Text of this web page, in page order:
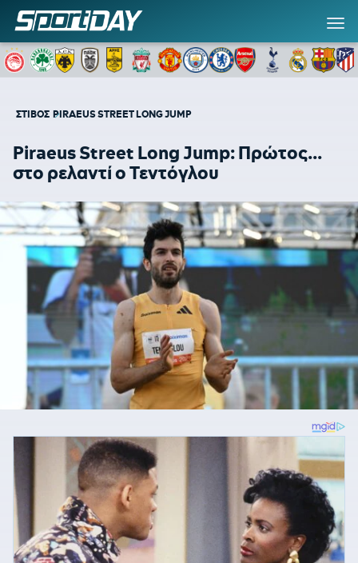
ΣΤΙΒΟΣ PIRAEUS STREET LONG JUMP
Piraeus Street Long Jump: Πρώτος...
στο ρελαντί ο Τεντόγλου